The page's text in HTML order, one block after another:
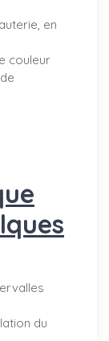
en
couleur
du